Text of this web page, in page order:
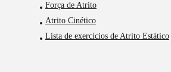
Força de Atrito
Atrito Cinético
Lista de exercícios de Atrito Estático